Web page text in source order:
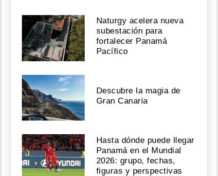
Naturgy acelera nueva
subestación para
fortalecer Panamá
Pacífico
Descubre la magia de
Gran Canaria
Hasta dónde puede llegar
Panamá en el Mundial
2026: grupo, fechas,
figuras y perspectivas